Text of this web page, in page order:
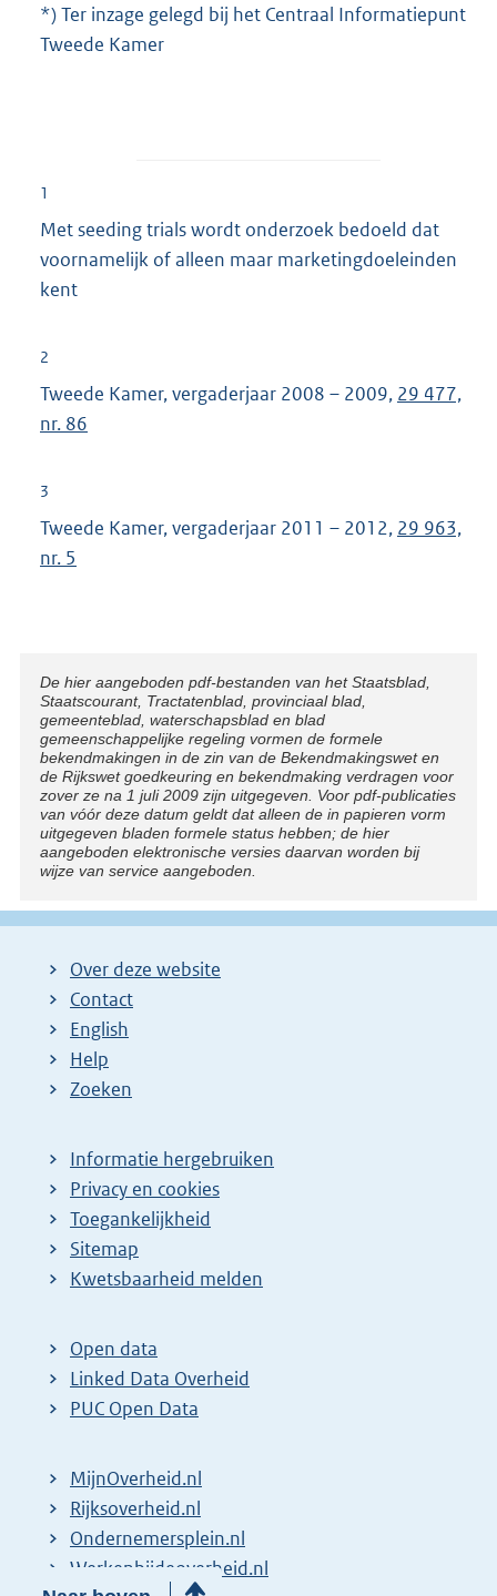
*) Ter inzage gelegd bij het Centraal Informatiepunt
Tweede Kamer
1
Met seeding trials wordt onderzoek bedoeld dat
voornamelijk of alleen maar marketingdoeleinden
kent
2
Tweede Kamer, vergaderjaar 2008 – 2009, 29 477,
nr. 86
3
Tweede Kamer, vergaderjaar 2011 – 2012, 29 963,
nr. 5
Disclaimer
De hier aangeboden pdf-bestanden van het Staatsblad,
Staatscourant, Tractatenblad, provinciaal blad,
gemeenteblad, waterschapsblad en blad
gemeenschappelijke regeling vormen de formele
bekendmakingen in de zin van de Bekendmakingswet en
de Rijkswet goedkeuring en bekendmaking verdragen voor
zover ze na 1 juli 2009 zijn uitgegeven. Voor pdf-publicaties
van vóór deze datum geldt dat alleen de in papieren vorm
uitgegeven bladen formele status hebben; de hier
aangeboden elektronische versies daarvan worden bij
wijze van service aangeboden.
Over deze website
Contact
English
Help
Zoeken
Informatie hergebruiken
Privacy en cookies
Toegankelijkheid
Sitemap
Kwetsbaarheid melden
Open data
Linked Data Overheid
PUC Open Data
MijnOverheid.nl
Rijksoverheid.nl
Ondernemersplein.nl
Werkenbijdeoverheid.nl